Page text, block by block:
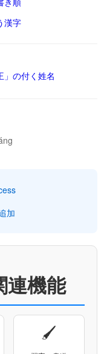
漢字
」の付く姓名
加
連機能
🖌